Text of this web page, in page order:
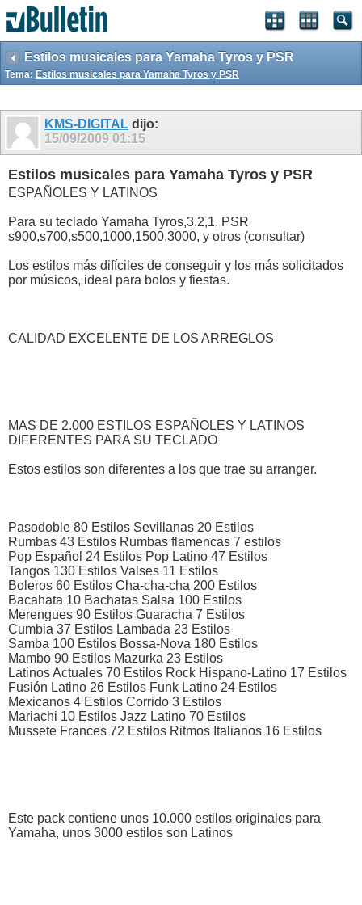
Estilos musicales para Yamaha Tyros y PSR
Tema: Estilos musicales para Yamaha Tyros y PSR
KMS-DIGITAL dijo:
15/09/2009 01:15
Estilos musicales para Yamaha Tyros y PSR
ESPAÑOLES Y LATINOS
Para su teclado Yamaha Tyros,3,2,1, PSR
s900,s700,s500,1000,1500,3000, y otros (consultar)
Los estilos más difíciles de conseguir y los más solicitados
por músicos, ideal para bolos y fiestas.
CALIDAD EXCELENTE DE LOS ARREGLOS
MAS DE 2.000 ESTILOS ESPAÑOLES Y LATINOS
DIFERENTES PARA SU TECLADO
Estos estilos son diferentes a los que trae su arranger.
Pasodoble 80 Estilos Sevillanas 20 Estilos
Rumbas 43 Estilos Rumbas flamencas 7 estilos
Pop Español 24 Estilos Pop Latino 47 Estilos
Tangos 130 Estilos Valses 11 Estilos
Boleros 60 Estilos Cha-cha-cha 200 Estilos
Bacahata 10 Bachatas Salsa 100 Estilos
Merengues 90 Estilos Guaracha 7 Estilos
Cumbia 37 Estilos Lambada 23 Estilos
Samba 100 Estilos Bossa-Nova 180 Estilos
Mambo 90 Estilos Mazurka 23 Estilos
Latinos Actuales 70 Estilos Rock Hispano-Latino 17 Estilos
Fusión Latino 26 Estilos Funk Latino 24 Estilos
Mexicanos 4 Estilos Corrido 3 Estilos
Mariachi 10 Estilos Jazz Latino 70 Estilos
Mussete Frances 72 Estilos Ritmos Italianos 16 Estilos
Este pack contiene unos 10.000 estilos originales para
Yamaha, unos 3000 estilos son Latinos